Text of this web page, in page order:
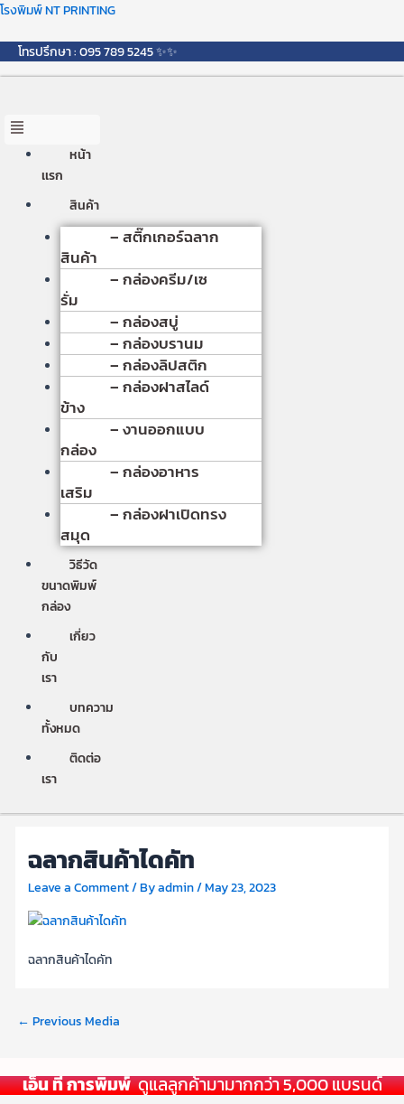
Skip
content
โรงพิมพ์ NT PRINTING
โทรปรึกษา : 095 789 5245 ✨✨
Menu
หน้า
เเรก
สินค้า
– สติ๊กเกอร์ฉลาก
สินค้า
– กล่องครีม/เซ
รั่ม
– กล่องสบู่
– กล่องบรานม
– กล่องลิปสติก
– กล่องฝาสไลด์
ข้าง
– งานออกแบบ
กล่อง
– กล่องอาหาร
เสริม
– กล่องฝาเปิดทรง
สมุด
วิธีวัด
ขนาดพิมพ์
กล่อง
เกี่ยว
กับ
เรา
บทความ
ทั้งหมด
ติดต่อ
เรา
ฉลากสินค้าไดคัท
Leave a Comment/ Byadmin/May 23, 2023
ฉลากสินค้าไดคัท
← Previous Media
เอ็น ที การพิมพ์ดูแลลูกค้ามามากกว่า 5,000 แบรนด์